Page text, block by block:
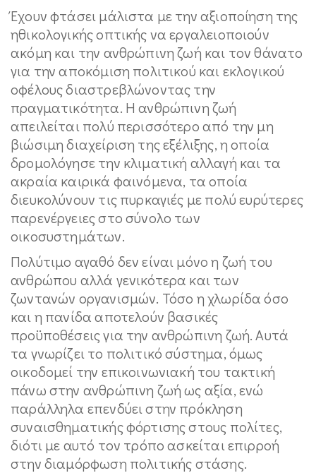
Έχουν φτάσει μάλιστα με την αξιοποίηση της
ηθικολογικής οπτικής να εργαλειοποιούν
ακόμη και την ανθρώπινη ζωή και τον θάνατο
για την αποκόμιση πολιτικού και εκλογικού
οφέλους διαστρεβλώνοντας την
πραγματικότητα. Η ανθρώπινη ζωή
απειλείται πολύ περισσότερο από την μη
βιώσιμη διαχείριση της εξέλιξης, η οποία
δρομολόγησε την κλιματική αλλαγή και τα
ακραία καιρικά φαινόμενα, τα οποία
διευκολύνουν τις πυρκαγιές με πολύ ευρύτερες
παρενέργειες στο σύνολο των
οικοσυστημάτων.
Πολύτιμο αγαθό δεν είναι μόνο η ζωή του
ανθρώπου αλλά γενικότερα και των
ζωντανών οργανισμών. Τόσο η χλωρίδα όσο
και η πανίδα αποτελούν βασικές
προϋποθέσεις για την ανθρώπινη ζωή. Αυτά
τα γνωρίζει το πολιτικό σύστημα, όμως
οικοδομεί την επικοινωνιακή του τακτική
πάνω στην ανθρώπινη ζωή ως αξία, ενώ
παράλληλα επενδύει στην πρόκληση
συναισθηματικής φόρτισης στους πολίτες,
διότι με αυτό τον τρόπο ασκείται επιρροή
στην διαμόρφωση πολιτικής στάσης.